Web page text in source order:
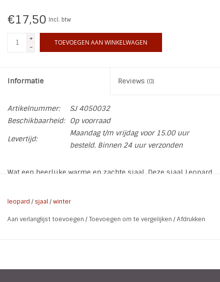
€17,50 Incl. btw
+
-
TOEVOEGEN AAN WINKELWAGEN
Informatie Reviews (0)
Artikelnummer:
SJ 4050032
Beschikbaarheid:
Op voorraad
Levertijd:
Maandag t/m vrijdag voor 15.00 uur
besteld. Binnen 24 uur verzonden
Wat een heerlijke warme en zachte sjaal. Deze sjaal Leopard
Afmeting:
180 x 70 cm
leopard /sjaal /winter
Aan verlanglijst toevoegen /Toevoegen om te vergelijken /Afdrukken